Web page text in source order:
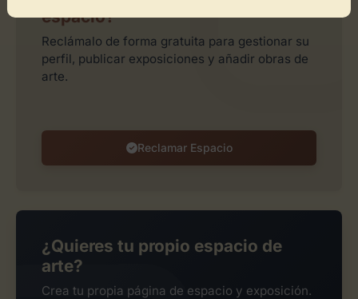
espacio?
Reclámalo de forma gratuita para gestionar su
perfil, publicar exposiciones y añadir obras de
arte.
Reclamar Espacio
¿Quieres tu propio espacio de
arte?
Crea tu propia página de espacio y exposición.